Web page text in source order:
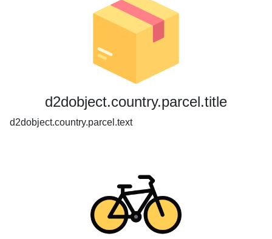
d2dobject.country.parcel.title
d2dobject.country.parcel.text